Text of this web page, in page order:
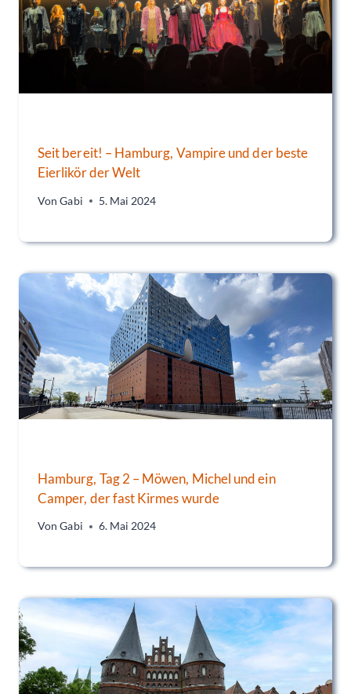
Seit bereit! – Hamburg, Vampire und der beste
Eierlikör der Welt
Von Gabi 5. Mai 2024
Hamburg, Tag 2 – Möwen, Michel und ein
Camper, der fast Kirmes wurde
Von Gabi 6. Mai 2024